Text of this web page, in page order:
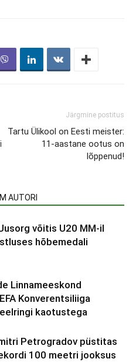
Järgmine postitus
Tartu Ülikool on Eesti meister:
11-aastane ootus on
lõppenud!
AUTORI
võitis U20 MM-il
hõbemedali
Linnameeskond
Konverentsiliiga
kaotustega
Petrogradov püstitas
100 meetri jooksus